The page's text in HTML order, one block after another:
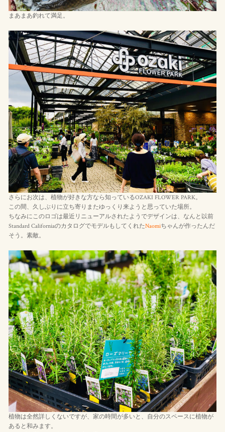
まあまあ釣れて満足。
さらにお次は、植物が好きな方なら知っているOZAKI FLOWER PARK。
この間、久しぶりに立ち寄りまたゆっくり来ようと思っていた場所。
ちなみにこのロゴは最近リニューアルされたようでデザインは、なんと以前
Standard CaliforniaのカタログでモデルもしてくれたNaomiちゃんが作ったんだ
そう。素敵。
植物は全然詳しくないですが、家の時間が多いと、自分のスペースに植物が
あると和みます。